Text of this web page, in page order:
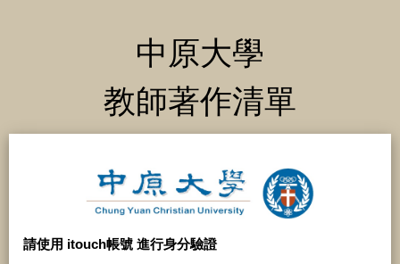
中原大學
教師著作清單
請使用 itouch帳號 進行身分驗證